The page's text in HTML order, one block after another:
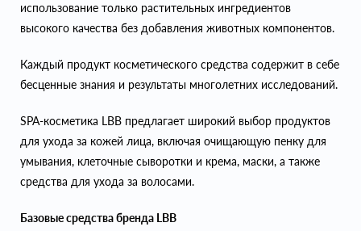
использование только растительных ингредиентов
высокого качества без добавления животных компонентов.
Каждый продукт косметического средства содержит в себе
бесценные знания и результаты многолетних исследований.
SPA-косметика LBB предлагает широкий выбор продуктов
для ухода за кожей лица, включая очищающую пенку для
умывания, клеточные сыворотки и крема, маски, а также
средства для ухода за волосами.
Базовые средства бренда LBB